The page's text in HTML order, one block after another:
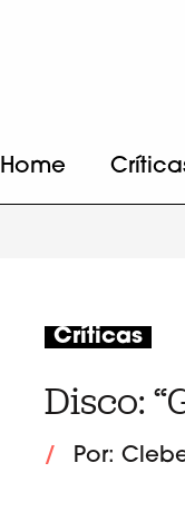
Home
Críticas
Disco:
/ Por: